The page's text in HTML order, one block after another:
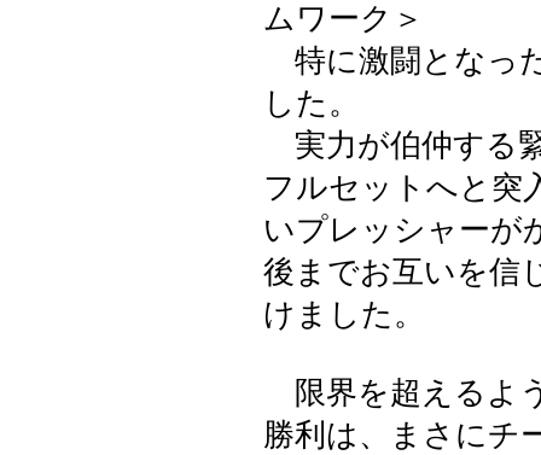
ムワーク＞
特に激闘となっ
した。
実力が伯仲する
フルセットへと突
いプレッシャーが
後までお互いを信
けました。
限界を超えるよ
勝利は、まさにチ